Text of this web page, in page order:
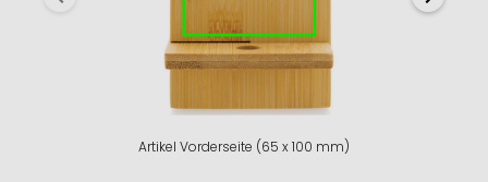
Artikel Vorderseite (65 x 100 mm)